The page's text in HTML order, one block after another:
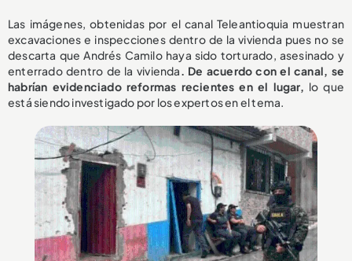
Las imágenes, obtenidas por el canal Teleantioquia muestran
excavaciones e inspecciones dentro de la vivienda pues no se
descarta que Andrés Camilo haya sido torturado, asesinado y
enterrado dentro de la vivienda. De acuerdo con el canal, se
habrían evidenciado reformas recientes en el lugar, lo que
está siendo investigado por los expertos en el tema.